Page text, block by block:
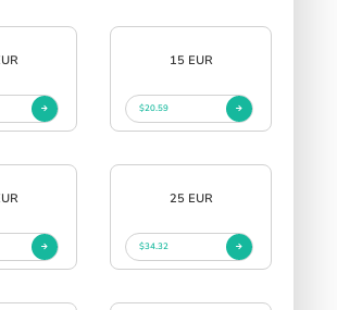
15 EUR
$20.59
25 EUR
$34.32